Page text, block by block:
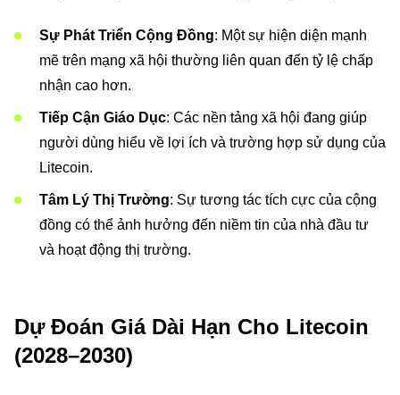
Sự Phát Triển Cộng Đồng: Một sự hiện diện mạnh
mẽ trên mạng xã hội thường liên quan đến tỷ lệ chấp
nhận cao hơn.
Tiếp Cận Giáo Dục: Các nền tảng xã hội đang giúp
người dùng hiểu về lợi ích và trường hợp sử dụng của
Litecoin.
Tâm Lý Thị Trường: Sự tương tác tích cực của cộng
đồng có thể ảnh hưởng đến niềm tin của nhà đầu tư
và hoạt động thị trường.
Dự Đoán Giá Dài Hạn Cho Litecoin
(2028–2030)